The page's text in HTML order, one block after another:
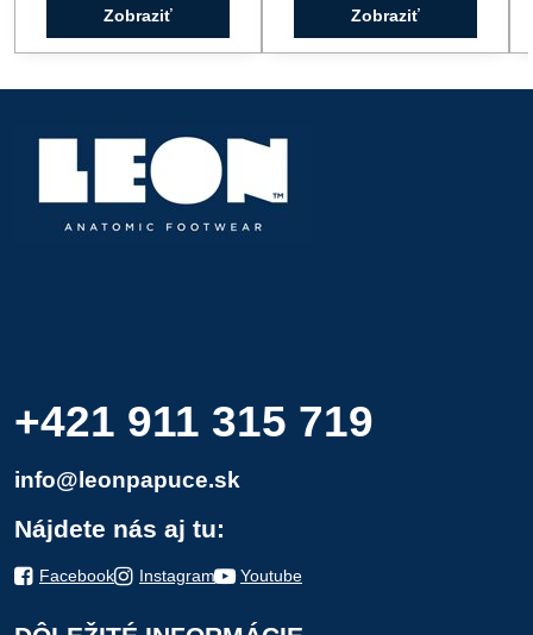
Zobraziť Zobraziť
+421 911 315 719
info@leonpapuce.sk
Nájdete nás aj tu:
Facebook Instagram Youtube